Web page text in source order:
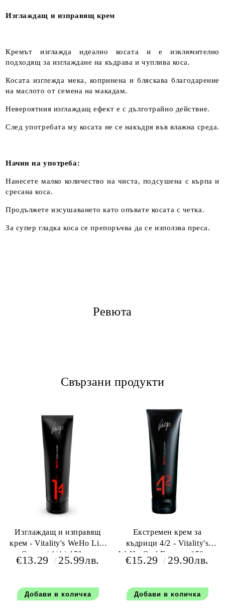
Изглаждащ и изправящ крем
Кремът изглажда идеално косата и е изключително
подходящ за изглаждане на къдрава и чуплива коса.
Косата изглежда мека, копринена и бляскава благодарение
на маслото от семена на макадам.
Невероятния изглаждащ ефект е с дълготрайно действие.
След употребата му косата не се накъдря във влажна среда.
Начин на употреба:
Нанесете малко количество на чиста, подсушена с кърпа и
сресана коса.
Продължете изсушаването като опъвате косата с четка.
За супер гладка коса се препоръчва да се използва преса.
Ревюта
Свързани продукти
Изглаждащ и изправящ
крем - Vitality's WeHo Liss
Cream ( 1/4 ) 150 мл
€13.29 25.99лв.
Екстремен крем за
къдрици 4/2 - Vitality's
WeHo Curl Extreme 150 мл
€15.29 29.90лв.